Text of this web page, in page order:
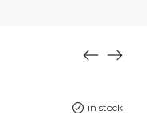
in stock